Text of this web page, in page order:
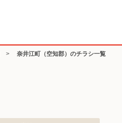
> 奈井江町（空知郡）のチラシ一覧